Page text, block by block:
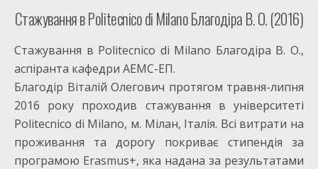
Стажування в Politecnico di Milano Благодіра В. О. (2016)
Стажування в Politecnico di Milano Благодіра В. О.,
аспіранта кафедри АЕМС-ЕП.
Благодір Віталій Олегович протягом травня-липня
2016 року проходив стажування в університеті
Politecnico di Milano, м. Мілан, Італія. Всі витрати на
проживання та дорогу покриває стипендія за
програмою Erasmus+, яка надана за результатами